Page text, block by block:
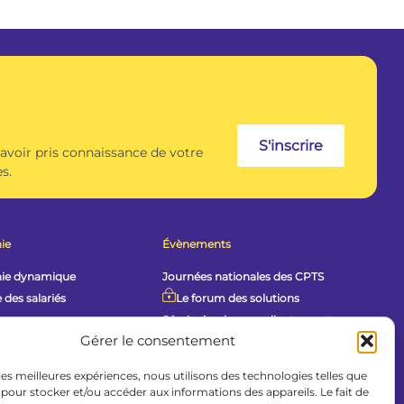
Gérer le consentement
meilleures expériences, nous utilisons des technologies telles que
pour stocker et/ou accéder aux informations des appareils. Le fait de
pris connaissance de votre
S'inscrire
dynamique
salariés
partagés
Évènements
Journées nationales des CPTS
Le forum des solutions
Séminaire des coordinateurs et
directeurs
Agenda des adhérents